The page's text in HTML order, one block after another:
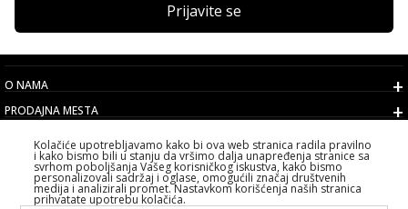
Prijavite se
O NAMA
PRODAJNA MESTA
KORISNIČKI SERVIS
IZABERITE DRŽAVU
Kolačiće upotrebljavamo kako bi ova web stranica radila pravilno
i kako bismo bili u stanju da vršimo dalja unapređenja stranice sa
svrhom poboljšanja Vašeg korisničkog iskustva, kako bismo
personalizovali sadržaj i oglase, omogućili značaj društvenih
medija i analizirali promet. Nastavkom korišćenja naših stranica
prihvatate upotrebu kolačića.